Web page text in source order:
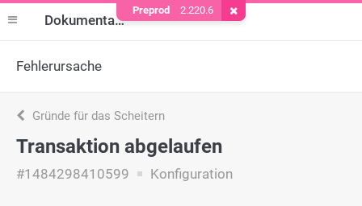
Dokumentation
Fehlerursache
Gründe für das Scheitern
Transaktion abgelaufen
#1484298410599 Konfiguration
Preprod 2.220.6 Cookie entfernen